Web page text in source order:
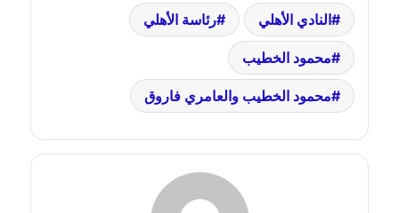
النادي الأهلي رئاسة الأهلي
محمود الخطيب
محمود الخطيب والعامري فاروق